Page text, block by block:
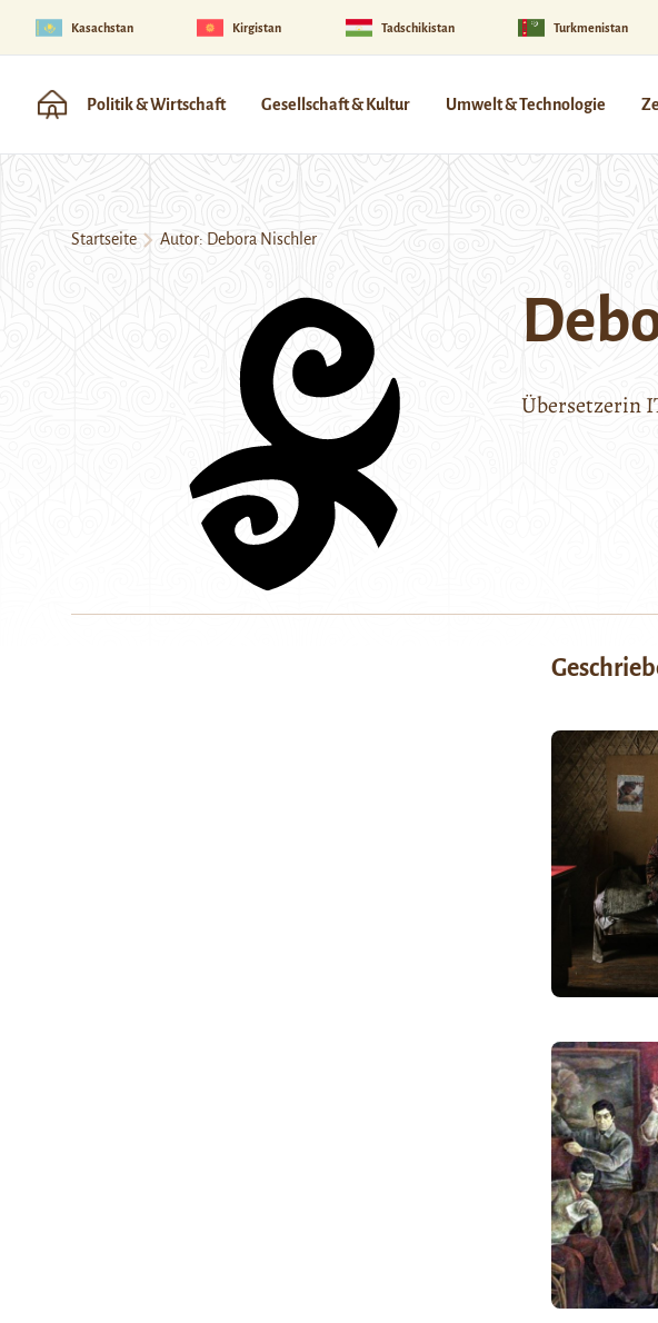
Kasachstan Kirgistan Tadschikistan Turkmenistan
Politik & Wirtschaft Gesellschaft & Kultur Umwelt & Technologie
Startseite Autor: Debora Nischler
Übersetzerin